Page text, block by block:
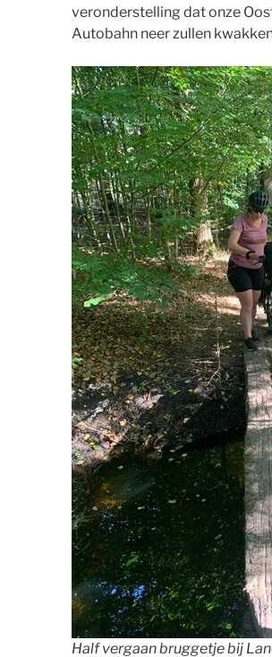
veronderstelling dat onze
Autobahn neer zullen
Half vergaan bruggetje bij